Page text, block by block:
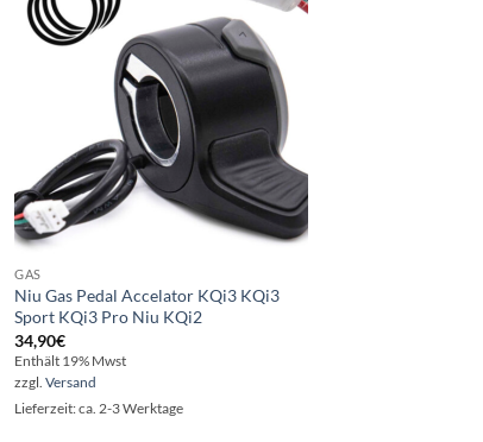
GAS
Niu Gas Pedal Accelator KQi3 KQi3
Sport KQi3 Pro Niu KQi2
34,90€
Enthält 19% Mwst
zzgl.Versand
Lieferzeit: ca. 2-3 Werktage